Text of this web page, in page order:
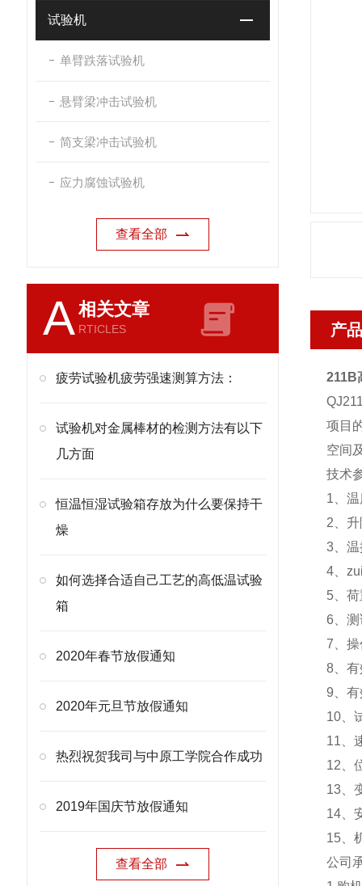
试验机
单臂跌落试验机
悬臂梁冲击试验机
简支梁冲击试验机
应力腐蚀试验机
查看全部
A相关文章
RTICLES
疲劳试验机疲劳强速测算方法：
试验机对金属棒材的检测方法有以下
几方面
恒温恒湿试验箱存放为什么要保持干
燥
如何选择合适自己工艺的高低温试验
箱
2020年春节放假通知
2020年元旦节放假通知
热烈祝贺我司与中原工学院合作成功
2019年国庆节放假通知
查看全部
产
211B
项目
空间
技术
1、
2、
3、
4、
5、
6、
7、
8、
9、
10、
11、
12、
13、
14、
15、
公司